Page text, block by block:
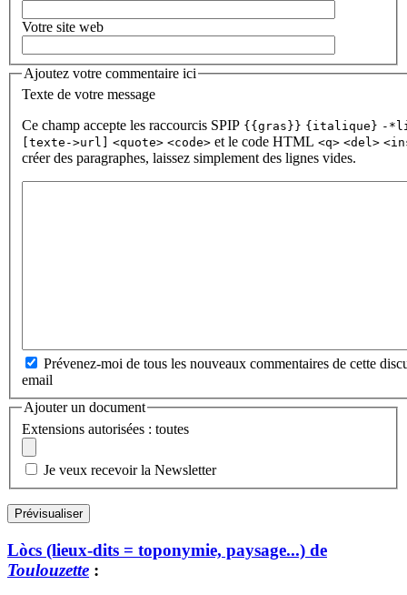
Votre site web
Ajoutez votre commentaire ici
Texte de votre message
Ce champ accepte les raccourcis SPIP {{gras}} {italique} -
[texte->url]
<quote> <code> et le code HTML <q> <del>
créer des paragraphes, laissez simplement des lignes vides.
Prévenez-moi de tous les nouveaux commentaires de cette
email
Ajouter un document
Extensions autorisées : toutes
Je veux recevoir la Newsletter
Lòcs (lieux-dits = toponymie, paysage...) de
Toulouzette :